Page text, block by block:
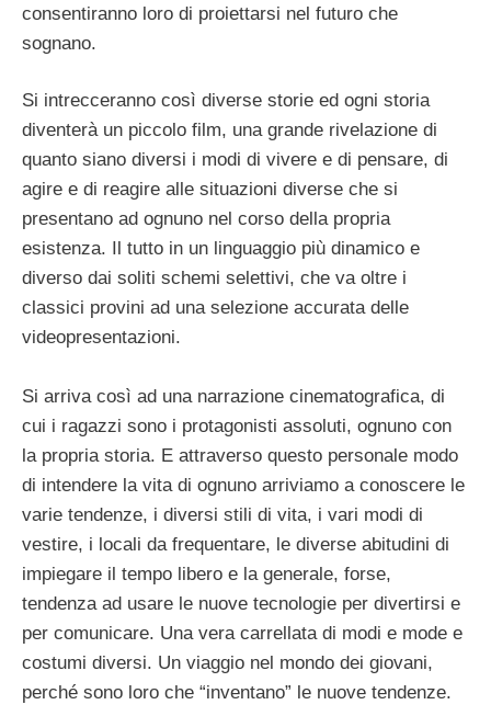
consentiranno loro di proiettarsi nel futuro che
sognano.
Si intrecceranno così diverse storie ed ogni storia
diventerà un piccolo film, una grande rivelazione di
quanto siano diversi i modi di vivere e di pensare, di
agire e di reagire alle situazioni diverse che si
presentano ad ognuno nel corso della propria
esistenza. Il tutto in un linguaggio più dinamico e
diverso dai soliti schemi selettivi, che va oltre i
classici provini ad una selezione accurata delle
videopresentazioni.
Si arriva così ad una narrazione cinematografica, di
cui i ragazzi sono i protagonisti assoluti, ognuno con
la propria storia. E attraverso questo personale modo
di intendere la vita di ognuno arriviamo a conoscere le
varie tendenze, i diversi stili di vita, i vari modi di
vestire, i locali da frequentare, le diverse abitudini di
impiegare il tempo libero e la generale, forse,
tendenza ad usare le nuove tecnologie per divertirsi e
per comunicare. Una vera carrellata di modi e mode e
costumi diversi. Un viaggio nel mondo dei giovani,
perché sono loro che “inventano” le nuove tendenze.